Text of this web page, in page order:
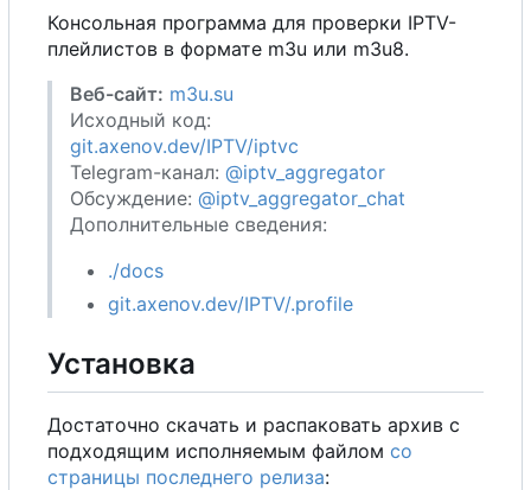
Консольная программа для проверки IPTV-
плейлистов в формате m3u или m3u8.
Веб-сайт: m3u.su
Исходный код:
git.axenov.dev/IPTV/iptvc
Telegram-канал: @iptv_aggregator
Обсуждение: @iptv_aggregator_chat
Дополнительные сведения:
./docs
git.axenov.dev/IPTV/.profile
Установка
Достаточно скачать и распаковать архив с
подходящим исполняемым файлом со
страницы последнего релиза: